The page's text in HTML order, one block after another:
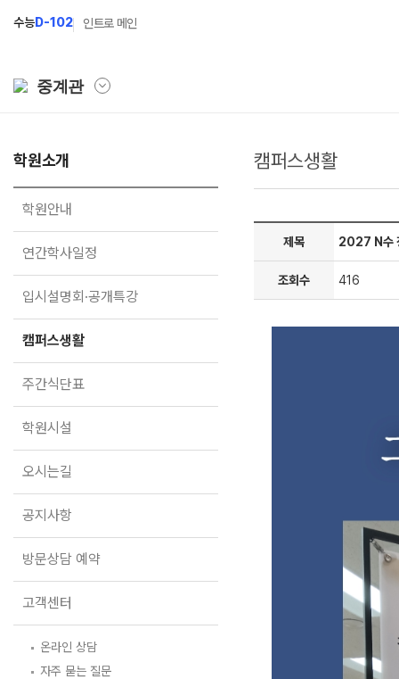
수능D-102 인트로 메인
중계관
학원소개
학원안내
연간학사일정
캠퍼스생활
주간식단표
학원시설
오시는길
공지사항
방문상담 예약
고객센터
온라인 상담
자주 묻는 질문
마이페이지 안내
N Class
2027 파이널 정규반
2027 N수 정규반
2027 반수반
학원소개
학원안내
연간학사일정
입시설명회·공개특강
캠퍼스생활
주간식단표
학원시설
오시는길
공지사항
방문상담 예약
고객센터
온라인 상담
자주 묻는 질문
캠퍼스생활
제목 2027 N수
조회수 416